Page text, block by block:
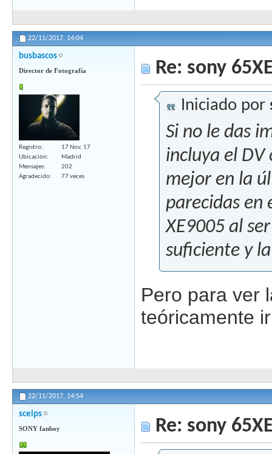
22/11/2017, 14:04
busbascos
Director de Fotografía
Registro
17 Nov, 17
Ubicación
Madrid
Mensajes
202
Agradecido
77 veces
Re: sony
Iniciado por
Si no le das
incluya el DV
mejor en la
parecidas en
XE9005 al
suficiente y
Pero para ver
teóricamente
22/11/2017, 14:54
sceips
SONY fanboy Re: sony